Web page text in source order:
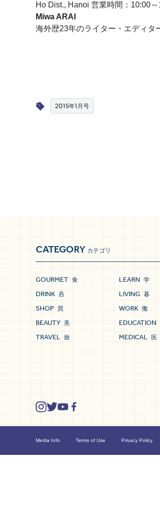
Ho Dist., Hanoi 営業時間：10:00
Miwa ARAI
海外歴23年のライター・エディタ
2015年1月号
CATEGORY カテゴリ
GOURMET 食
DRINK 呑
SHOP 買
BEAUTY 美
TRAVEL 旅
LEARN 学
LIVING 暮
WORK 働
EDUCATION
MEDICAL 医
Media Info Terms of Use Privacy Policy